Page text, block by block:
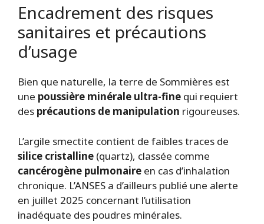
Encadrement des risques
sanitaires et précautions
d’usage
Bien que naturelle, la terre de Sommières est
une poussière minérale ultra-fine qui requiert
des précautions de manipulation rigoureuses.
L’argile smectite contient de faibles traces de
silice cristalline (quartz), classée comme
cancérogène pulmonaire en cas d’inhalation
chronique. L’ANSES a d’ailleurs publié une alerte
en juillet 2025 concernant l’utilisation
inadéquate des poudres minérales.